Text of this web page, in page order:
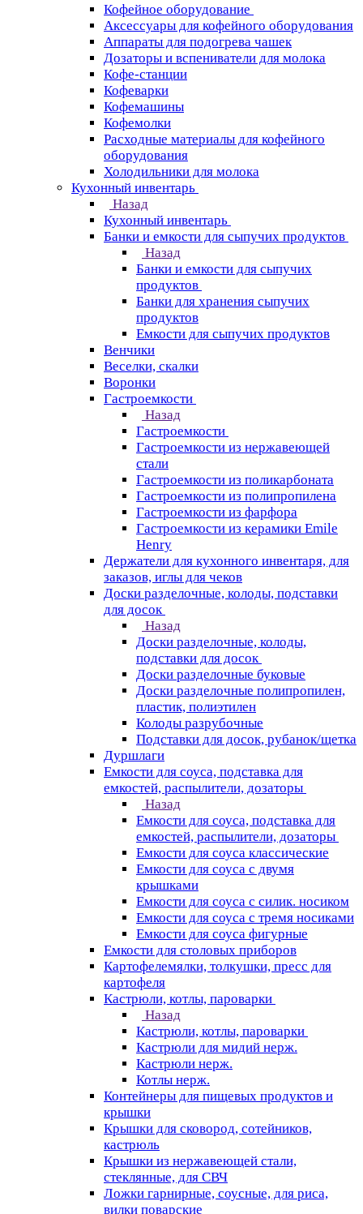
Кофейное оборудование
Аксессуары для кофейного оборудования
Аппараты для подогрева чашек
Дозаторы и вспениватели для молока
Кофе-станции
Кофеварки
Кофемашины
Кофемолки
Расходные материалы для кофейного
оборудования
Холодильники для молока
Кухонный инвентарь
Назад
Кухонный инвентарь
Банки и емкости для сыпучих продуктов
Назад
Банки и емкости для сыпучих
продуктов
Банки для хранения сыпучих
продуктов
Емкости для сыпучих продуктов
Венчики
Веселки, скалки
Воронки
Гастроемкости
Назад
Гастроемкости
Гастроемкости из нержавеющей
стали
Гастроемкости из поликарбоната
Гастроемкости из полипропилена
Гастроемкости из фарфора
Гастроемкости из керамики Emile
Henry
Держатели для кухонного инвентаря, для
заказов, иглы для чеков
Доски разделочные, колоды, подставки
для досок
Назад
Доски разделочные, колоды,
подставки для досок
Доски разделочные буковые
Доски разделочные полипропилен,
пластик, полиэтилен
Колоды разрубочные
Подставки для досок, рубанок/щетка
Дуршлаги
Емкости для соуса, подставка для
емкостей, распылители, дозаторы
Назад
Емкости для соуса, подставка для
емкостей, распылители, дозаторы
Емкости для соуса классические
Емкости для соуса с двумя
крышками
Емкости для соуса с силик. носиком
Емкости для соуса с тремя носиками
Емкости для соуса фигурные
Емкости для столовых приборов
Картофелемялки, толкушки, пресс для
картофеля
Кастрюли, котлы, пароварки
Назад
Кастрюли, котлы, пароварки
Кастрюли для мидий нерж.
Кастрюли нерж.
Котлы нерж.
Контейнеры для пищевых продуктов и
крышки
Крышки для сковород, сотейников,
кастрюль
Крышки из нержавеющей стали,
стеклянные, для СВЧ
Ложки гарнирные, соусные, для риса,
вилки поварские